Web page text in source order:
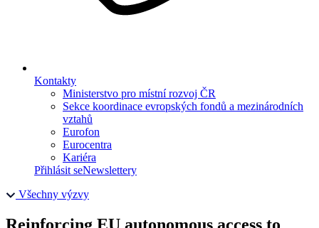
Kontakty
Ministerstvo pro místní rozvoj ČR
Sekce koordinace evropských fondů a mezinárodních
vztahů
Eurofon
Eurocentra
Kariéra
Přihlásit seNewslettery
Všechny výzvy